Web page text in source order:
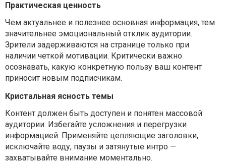
Практическая ценность
Чем актуальнее и полезнее основная информация, тем
значительнее эмоциональный отклик аудитории.
Зрители задерживаются на странице только при
наличии четкой мотивации. Критически важно
осознавать, какую конкретную пользу ваш контент
приносит новым подписчикам.
Кристальная ясность темы
Контент должен быть доступен и понятен массовой
аудитории. Избегайте усложнения и перегрузки
информацией. Применяйте цепляющие заголовки,
исключайте воду, паузы и затянутые интро —
захватывайте внимание моментально.